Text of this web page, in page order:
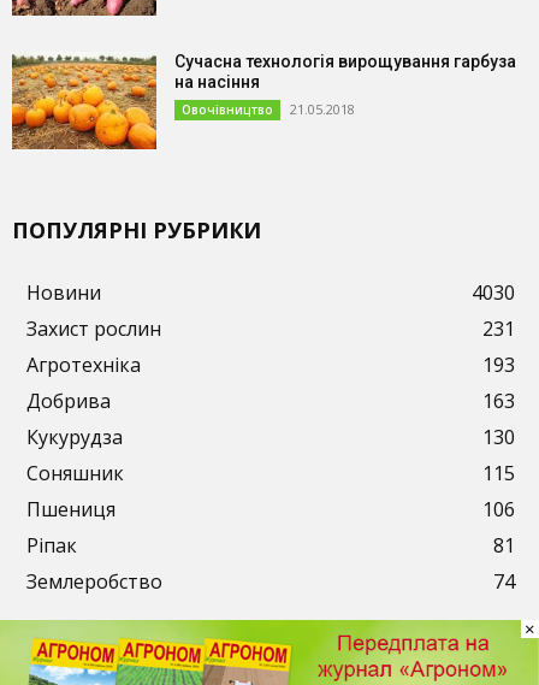
Сучасна технологія вирощування гарбуза
на насіння
Овочівництво 21.05.2018
ПОПУЛЯРНІ РУБРИКИ
Новини
4030
Захист рослин
231
Агротехніка
193
Добрива
163
Кукурудза
130
Соняшник
115
Пшениця
106
Ріпак
81
Землеробство
74
×